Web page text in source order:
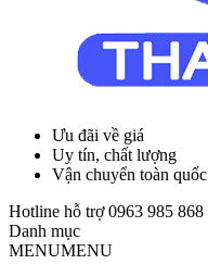
Ưu đãi về giá
Uy tín, chất lượng
Vận chuyển toàn quốc
Hotline hỗ trợ 0963 985 868
Danh mục
MENUMENU